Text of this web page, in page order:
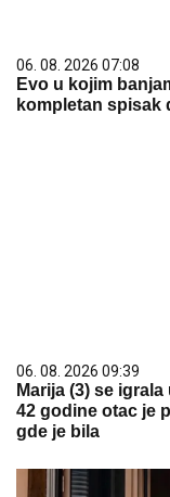
06. 08. 2026 07:08
Evo u kojim
kompletan spisak
06. 08. 2026 09:39
Marija (3) se
42 godine otac je
gde je bila